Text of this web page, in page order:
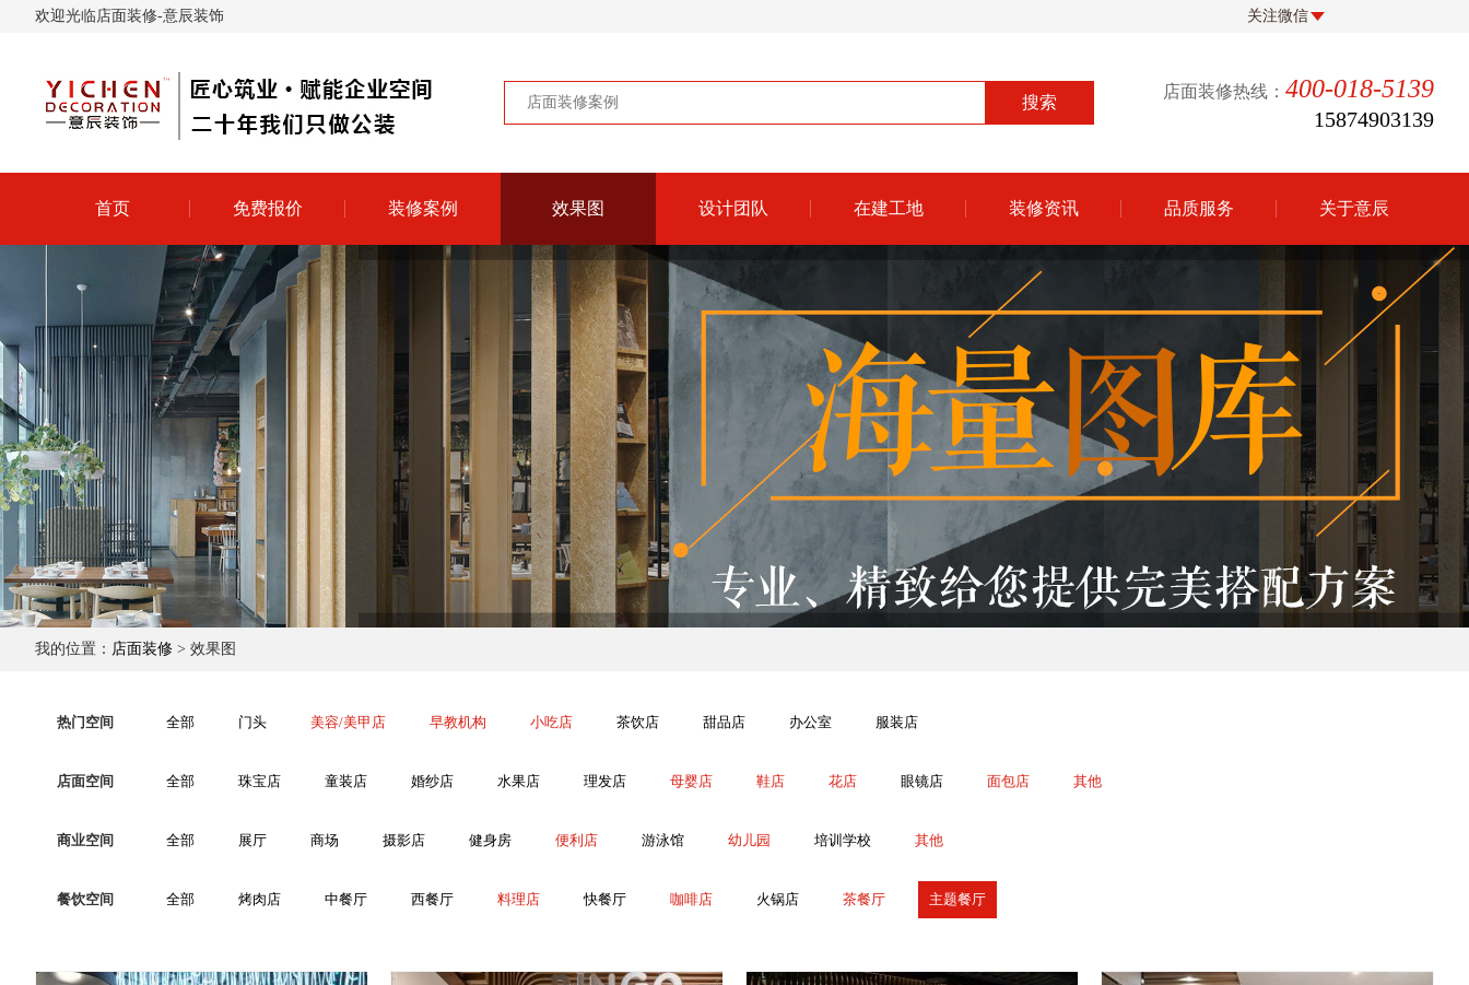
欢迎光临店面装修-意辰装饰 关注微信
店面装修热线： 400-018-5139
15874903139
首页 免费报价 装修案例 效果图 设计团队 在建工地 装修资讯 品质服务 关于意辰
我的位置： 店面装修 > 效果图
热门空间 全部 门头 美容/美甲店 早教机构 小吃店 茶饮店 甜品店 办公室 服装店
店面空间 全部 珠宝店 童装店 婚纱店 水果店 理发店 母婴店 鞋店 花店 眼镜店 面包店 其他
商业空间 全部 展厅 商场 摄影店 健身房 便利店 游泳馆 幼儿园 培训学校 其他
餐饮空间 全部 烤肉店 中餐厅 西餐厅 料理店 快餐厅 咖啡店 火锅店 茶餐厅 主题餐厅